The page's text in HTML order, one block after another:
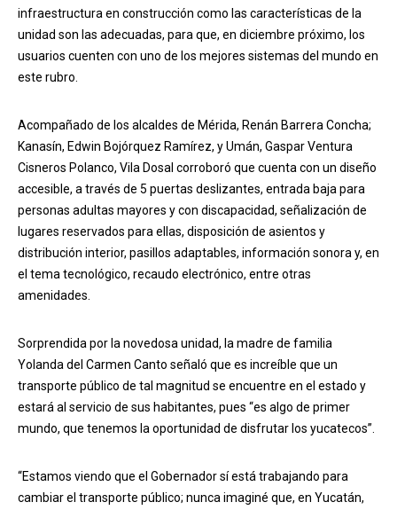
infraestructura en construcción como las características de la
unidad son las adecuadas, para que, en diciembre próximo, los
usuarios cuenten con uno de los mejores sistemas del mundo en
este rubro.
Acompañado de los alcaldes de Mérida, Renán Barrera Concha;
Kanasín, Edwin Bojórquez Ramírez, y Umán, Gaspar Ventura
Cisneros Polanco, Vila Dosal corroboró que cuenta con un diseño
accesible, a través de 5 puertas deslizantes, entrada baja para
personas adultas mayores y con discapacidad, señalización de
lugares reservados para ellas, disposición de asientos y
distribución interior, pasillos adaptables, información sonora y, en
el tema tecnológico, recaudo electrónico, entre otras
amenidades.
Sorprendida por la novedosa unidad, la madre de familia
Yolanda del Carmen Canto señaló que es increíble que un
transporte público de tal magnitud se encuentre en el estado y
estará al servicio de sus habitantes, pues “es algo de primer
mundo, que tenemos la oportunidad de disfrutar los yucatecos”.
“Estamos viendo que el Gobernador sí está trabajando para
cambiar el transporte público; nunca imaginé que, en Yucatán,